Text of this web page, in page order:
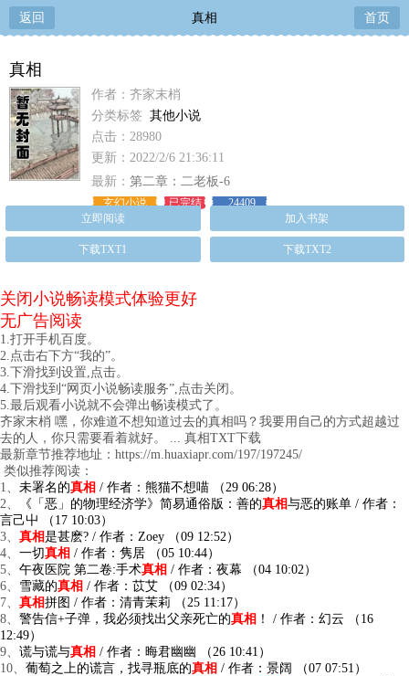
返回 真相 首页
真相
作者：齐家末梢
分类标签 其他小说
点击：28980
更新：2022/2/6 21:36:11
最新： 第二章：二老板-6
玄幻小说 已完结
24409
立即阅读
加入书架
下载TXT1 下载TXT2
关闭小说畅读模式体验更好
无广告阅读
1.打开手机百度。
2.点击右下方“我的”。
3.下滑找到设置,点击。
4.下滑找到“网页小说畅读服务”,点击关闭。
5.最后观看小说就不会弹出畅读模式了。
齐家末梢 嘿，你难道不想知道过去的真相吗？我要用自己的方式超越过
去的人，你只需要看着就好。 ... 真相TXT下载
最新章节推荐地址：https://m.huaxiapr.com/197/197245/
类似推荐阅读：
1、 未署名的真相 / 作者：熊猫不想喵 （29 06:28）
2、
《「恶」的物理经济学》简易通俗版：善的真相与恶的账单 / 作者：
言己屮 （17 10:03）
3、 真相是甚麽? / 作者：Zoey （09 12:52）
4、 一切真相 / 作者：隽居 （05 10:44）
5、 午夜医院 第二卷:手术真相 / 作者：夜幕 （04 10:02）
6、 雪藏的真相 / 作者：苡艾 （09 02:34）
7、 真相拼图 / 作者：清青茉莉 （25 11:17）
8、 警告信+子弹，我必须找出父亲死亡的真相 ！ / 作者：幻云 （16
12:49）
9、 谎与谎与真相 / 作者：晦君幽幽 （26 10:41）
10、 葡萄之上的谎言，找寻瓶底的真相 / 作者：景阔 （07 07:51）